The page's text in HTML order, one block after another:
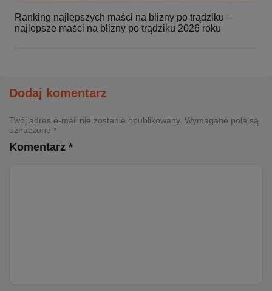
Ranking najlepszych maści na blizny po trądziku –
najlepsze maści na blizny po trądziku 2026 roku
Dodaj komentarz
Twój adres e-mail nie zostanie opublikowany. Wymagane pola są
oznaczone *
Komentarz *